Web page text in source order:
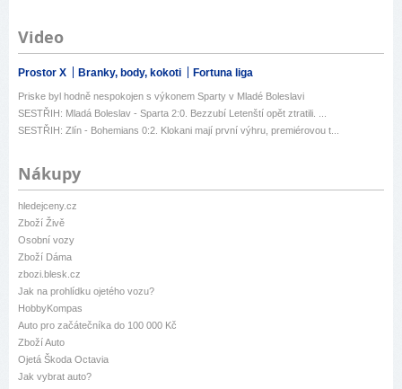
Video
Prostor X Branky, body, kokoti Fortuna liga
Priske byl hodně nespokojen s výkonem Sparty v Mladé Boleslavi
SESTŘIH: Mladá Boleslav - Sparta 2:0. Bezzubí Letenští opět ztratili. ...
SESTŘIH: Zlín - Bohemians 0:2. Klokani mají první výhru, premiérovou t...
Nákupy
hledejceny.cz
Zboží Živě
Osobní vozy
Zboží Dáma
zbozi.blesk.cz
Jak na prohlídku ojetého vozu?
HobbyKompas
Auto pro začátečníka do 100 000 Kč
Zboží Auto
Ojetá Škoda Octavia
Jak vybrat auto?